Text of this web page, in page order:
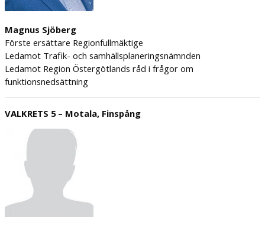
Magnus Sjöberg
Förste ersättare Regionfullmäktige
Ledamot Trafik- och samhällsplaneringsnämnden
Ledamot Region Östergötlands råd i frågor om
funktionsnedsättning
VALKRETS 5 – Motala, Finspång